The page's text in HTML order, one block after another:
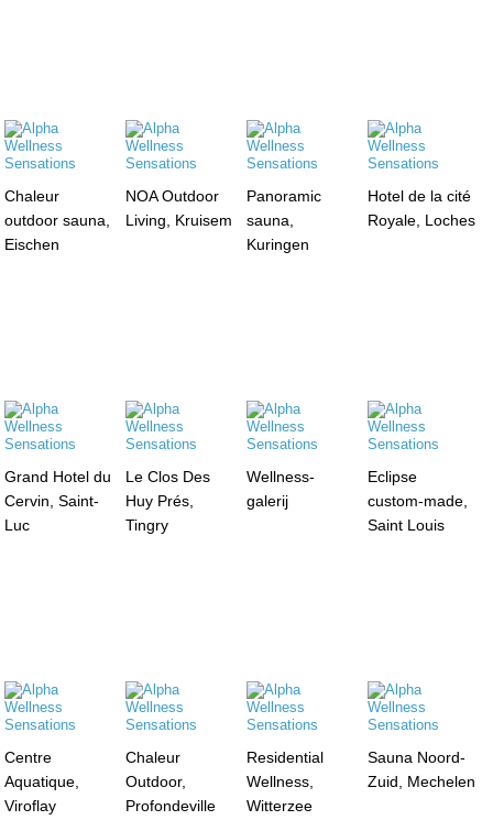
Chaleur
outdoor sauna,
Eischen
NOA Outdoor
Living, Kruisem
Panoramic
sauna,
Kuringen
Hotel de la cité
Royale, Loches
Grand Hotel du
Cervin, Saint-
Luc
Le Clos Des
Huy Prés,
Tingry
Wellness-
galerij
Eclipse
custom-made,
Saint Louis
Centre
Aquatique,
Viroflay
Chaleur
Outdoor,
Profondeville
Residential
Wellness,
Witterzee
Sauna Noord-
Zuid, Mechelen